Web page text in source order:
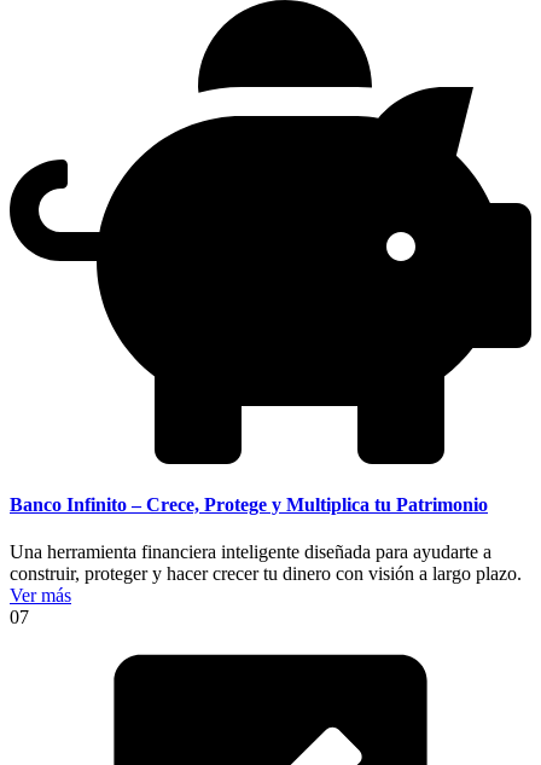
Banco Infinito – Crece, Protege y Multiplica tu Patrimonio
Una herramienta financiera inteligente diseñada para ayudarte a
construir, proteger y hacer crecer tu dinero con visión a largo plazo.
Ver más
07